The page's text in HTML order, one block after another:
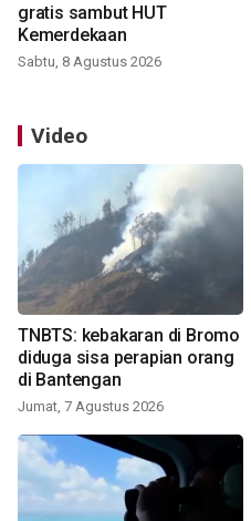
gratis sambut HUT
Kemerdekaan
Sabtu, 8 Agustus 2026
Video
TNBTS: kebakaran di Bromo
diduga sisa perapian orang
di Bantengan
Jumat, 7 Agustus 2026